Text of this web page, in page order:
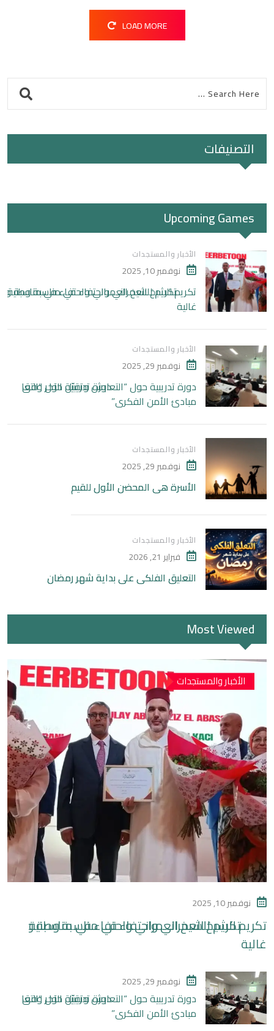
LOAD MORE
التصنيفات
Upcoming Games
الأخبار والمستجدات
نوفمبر 10, 2025
تكريم للشيخ العمراني واحتفاء في مناسبة وطنية
غالية
الأخبار والمستجدات
نوفمبر 29, 2025
دورة تدريبية حول “التعايش وتقبّل الآخر وفق
مبادئ الأمن الفكري”
الأخبار والمستجدات
نوفمبر 29, 2025
الأسرة هي المحضن الأول للقيم
الأخبار والمستجدات
فبراير 21, 2026
التعليق الفلكي على بداية شهر رمضان
Most Viewed
الأخبار والمستجدات
نوفمبر 10, 2025
تكريم للشيخ العمراني واحتفاء في مناسبة وطنية
غالية
نوفمبر 29, 2025
دورة تدريبية حول “التعايش وتقبّل الآخر وفق
مبادئ الأمن الفكري”